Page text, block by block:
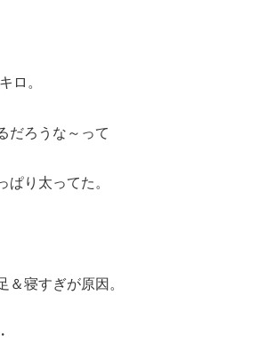
ロ。
だろうな～って
ぱり太ってた。
＆寝すぎが原因。